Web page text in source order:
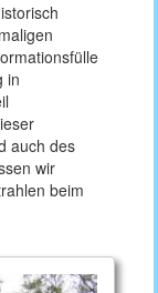
in
auch des
wir
beim